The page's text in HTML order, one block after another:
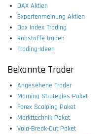
DAX Aktien
Expertenmeinung Aktien
Dax Index Trading
Rohstoffe traden
Trading-Ideen
Bekannte Trader
Angesehene Trader
Morning Strategies Paket
Forex Scalping Paket
Markttechnik Paket
Vola-Break-Out Paket